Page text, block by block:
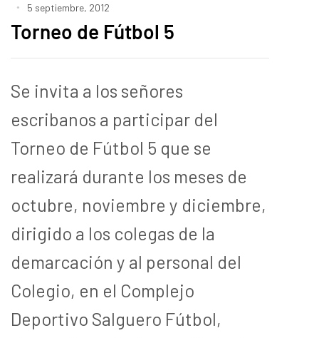
5 septiembre, 2012
Torneo de Fútbol 5
Se invita a los señores
escribanos a participar del
Torneo de Fútbol 5 que se
realizará durante los meses de
octubre, noviembre y diciembre,
dirigido a los colegas de la
demarcación y al personal del
Colegio, en el Complejo
Deportivo Salguero Fútbol,